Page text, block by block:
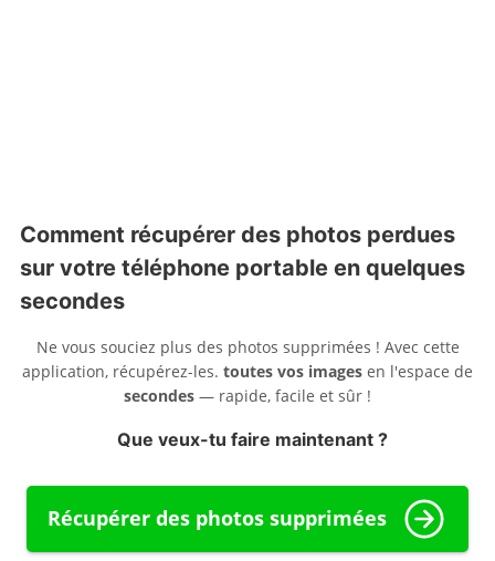
Comment récupérer des photos perdues
sur votre téléphone portable en quelques
secondes
Ne vous souciez plus des photos supprimées ! Avec cette
application, récupérez-les. toutes vos images en l'espace de
secondes — rapide, facile et sûr !
Que veux-tu faire maintenant ?
Récupérer des photos supprimées